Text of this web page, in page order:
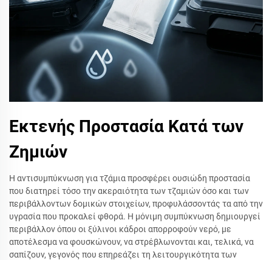
Εκτενής Προστασία Κατά των
Ζημιών
Η αντισυμπύκνωση για τζάμια προσφέρει ουσιώδη προστασία
που διατηρεί τόσο την ακεραιότητα των τζαμιών όσο και των
περιβάλλοντων δομικών στοιχείων, προφυλάσσοντάς τα από την
υγρασία που προκαλεί φθορά. Η μόνιμη συμπύκνωση δημιουργεί
περιβάλλον όπου οι ξύλινοι κάδροι απορροφούν νερό, με
αποτέλεσμα να φουσκώνουν, να στρέβλωνονται και, τελικά, να
σαπίζουν, γεγονός που επηρεάζει τη λειτουργικότητα των